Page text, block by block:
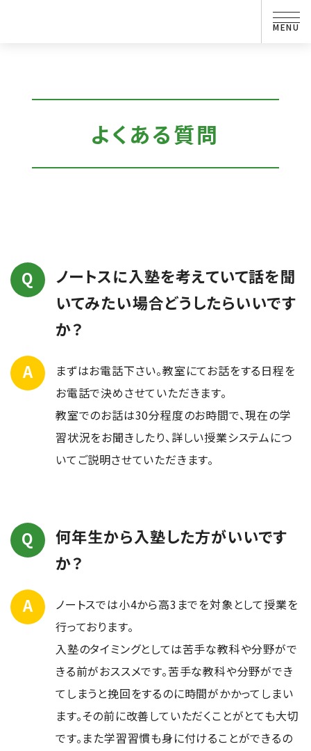
よくある質問
ノートスに入塾を考えていて話を聞
いてみたい場合どうしたらいいです
か？
まずはお電話下さい。教室にてお話をする日程を
お電話で決めさせていただきます。
教室でのお話は30分程度のお時間で、現在の学
習状況をお聞きしたり、詳しい授業システムにつ
いてご説明させていただきます。
何年生から入塾した方がいいです
か？
ノートスでは小4から高3までを対象として授業を
行っております。
入塾のタイミングとしては苦手な教科や分野がで
きる前がおススメです。苦手な教科や分野ができ
てしまうと挽回をするのに時間がかかってしまい
ます。その前に改善していただくことがとても大切
です。また学習習慣も身に付けることができるの